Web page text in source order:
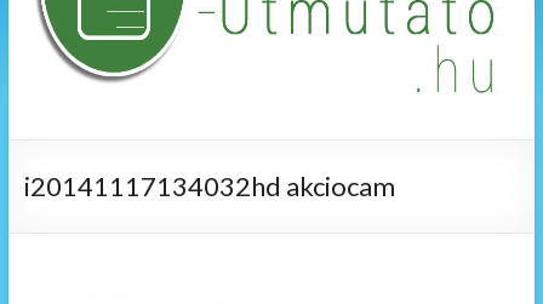
i20141117134032hd akciocam